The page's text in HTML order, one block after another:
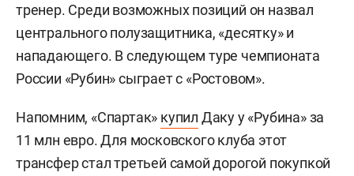
тренер. Среди возможных позиций он назвал
центрального полузащитника, «десятку» и
нападающего. В следующем туре чемпионата
России «Рубин» сыграет с «Ростовом».
Напомним, «Спартак» купил Даку у «Рубина» за
11 млн евро. Для московского клуба этот
трансфер стал третьей самой дорогой покупкой